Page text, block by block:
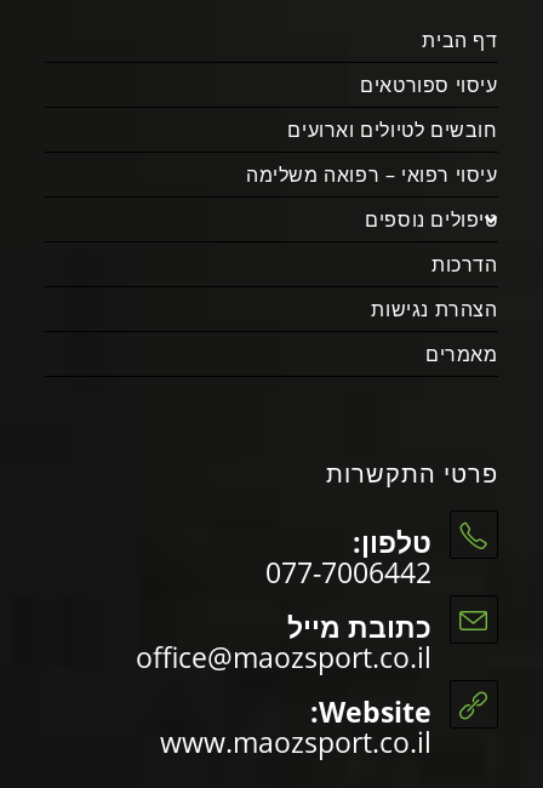
דף הבית
עיסוי ספורטאים
חובשים לטיולים וארועים
עיסוי רפואי – רפואה משלימה
טיפולים נוספים
הדרכות
הצהרת נגישות
מאמרים
פרטי התקשרות
טלפון:
077-7006442
כתובת מייל
office@maozsport.co.il
Website:
www.maozsport.co.il